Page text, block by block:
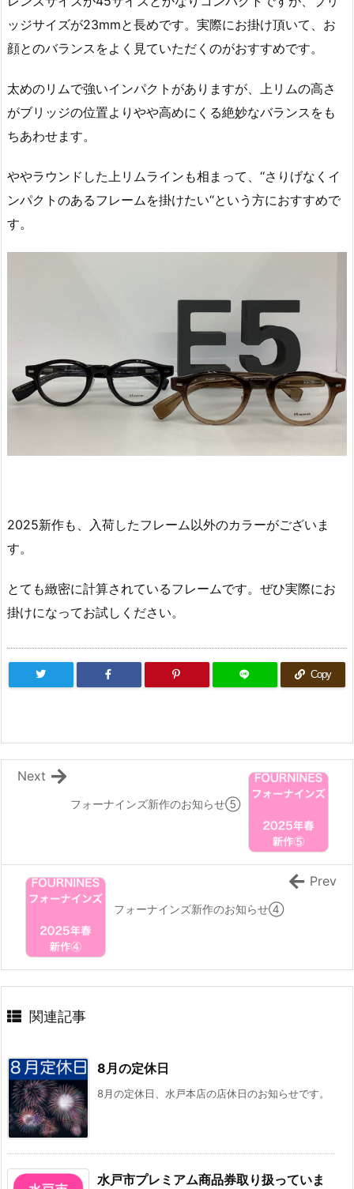
ッジサイズが23mmと長めです。実際にお掛け頂いて、お
顔とのバランスをよく見ていただくのがおすすめです。
太めのリムで強いインパクトがありますが、上リムの高さ
がブリッジの位置よりやや高めにくる絶妙なバランスをも
ちあわせます。
ややラウンドした上リムラインも相まって、‘‘さりげなくイ
ンパクトのあるフレームを掛けたい‘‘という方におすすめで
す。
2025新作も、入荷したフレーム以外のカラーがございま
す。
とても緻密に計算されているフレームです。ぜひ実際にお
掛けになってお試しください。
Copy
フォーナインズ新作のお知らせ⑤
Next
フォーナインズ新作のお知らせ④
Prev
関連記事
8月の定休日
8月の定休日、水戸本店の店休日のお知らせです。
水戸市プレミアム商品券取り扱っていま